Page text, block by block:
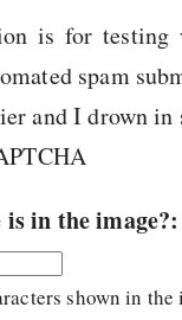
is for testing
spam
and I drown in
in the image?:
shown in the